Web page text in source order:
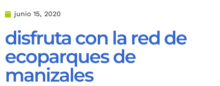
junio 15, 2020
disfruta con la red de
ecoparques de
manizales